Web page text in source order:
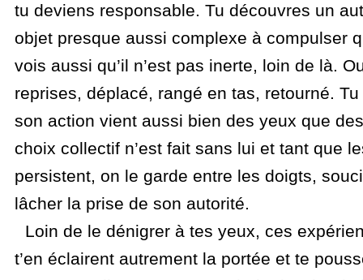
tu deviens responsable. Tu découvres un
objet presque aussi complexe à compulser
vois aussi qu’il n’est pas inerte, loin de là.
reprises, déplacé, rangé en tas, retourné.
son action vient aussi bien des yeux que
choix collectif n’est fait sans lui et tant que
persistent, on le garde entre les doigts,
lâcher la prise de son autorité.
Loin de le dénigrer à tes yeux, ces
t’en éclairent autrement la portée et te